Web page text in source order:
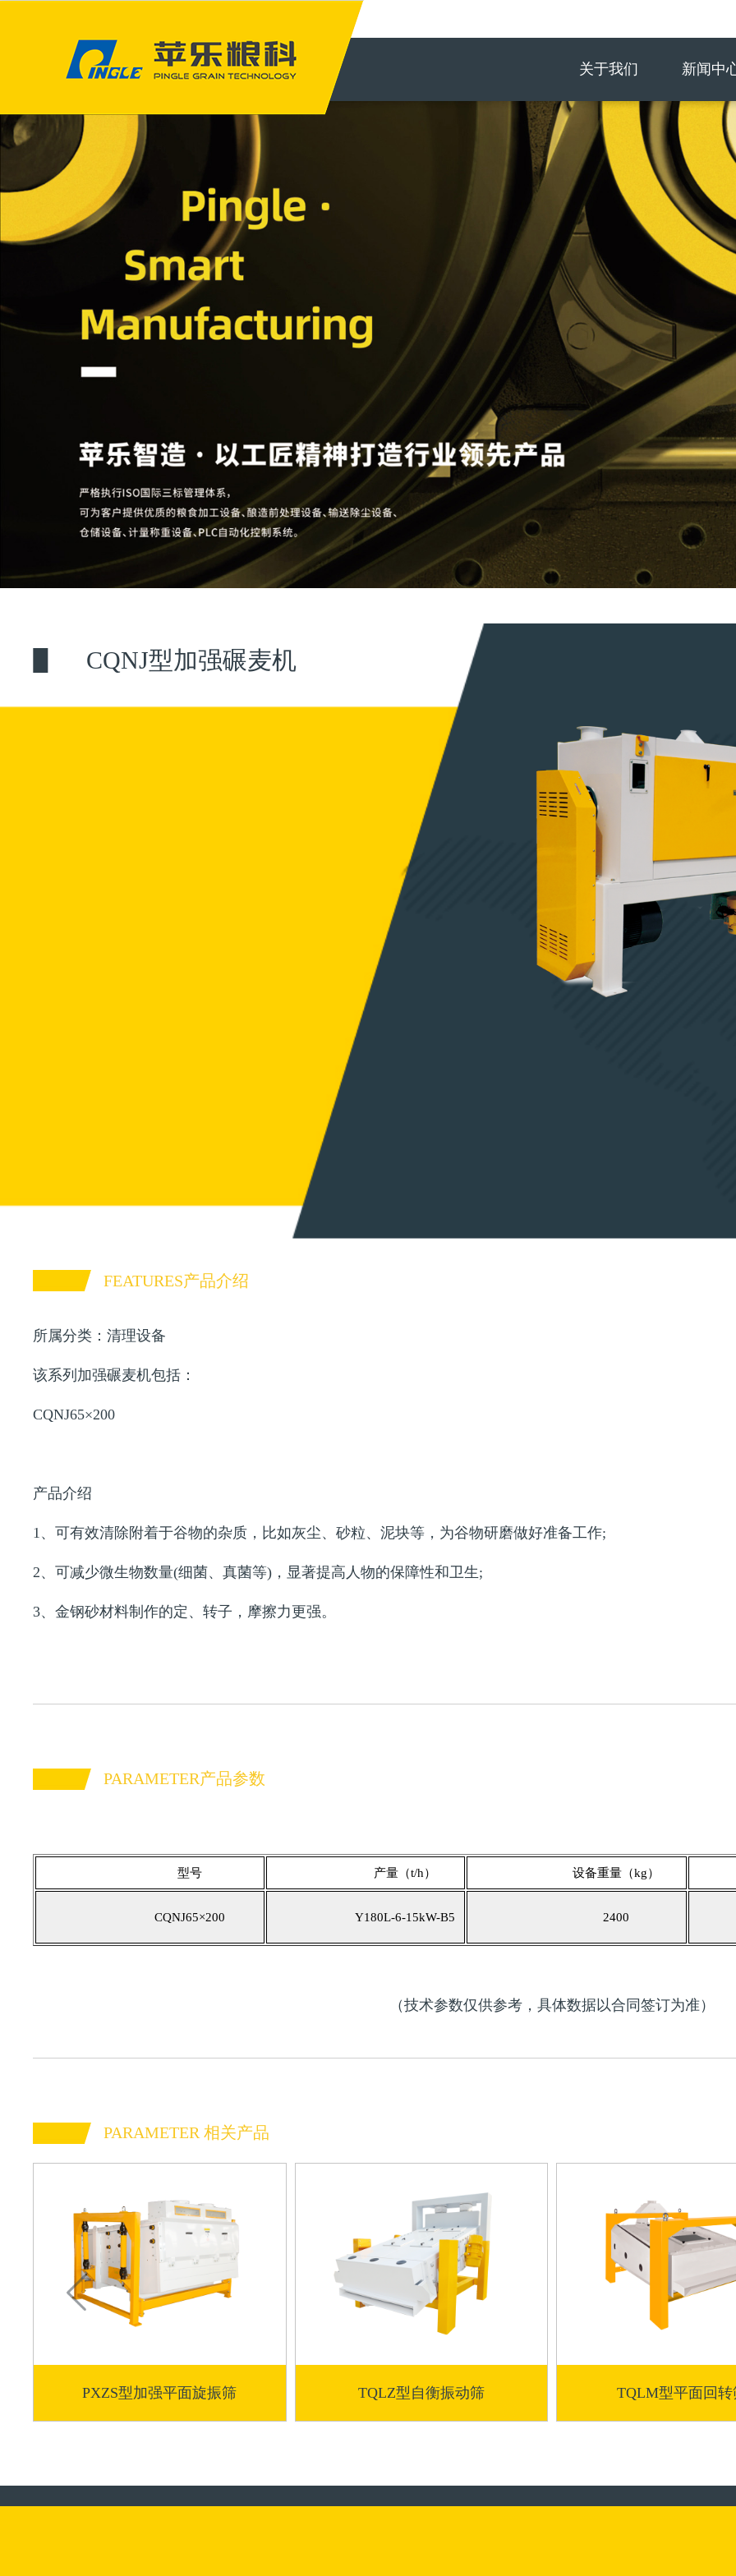
关于我们 新闻中
CQNJ型加强碾麦机
FEATURES产品介绍
所属分类：清理设备
该系列加强碾麦机包括：
CQNJ65×200
产品介绍
1、可有效清除附着于谷物的杂质，比如灰尘、砂粒、泥块等，为谷物研磨做好准备工作;
2、可减少微生物数量(细菌、真菌等)，显著提高人物的保障性和卫生;
3、金钢砂材料制作的定、转子，摩擦力更强。
PARAMETER产品参数
型号 产量（t/h） 设备重量（kg）
CQNJ65×200 Y180L-6-15kW-B5 2400
（技术参数仅供参考，具体数据以合同签订为准）
PARAMETER 相关产品
PXZS型加强平面旋振筛 TQLZ型自衡振动筛 TQLM型平面回转